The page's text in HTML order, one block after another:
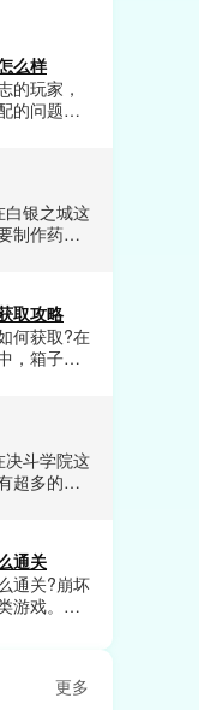
么样
的玩家，
的问题，
心逻
顺畅玩到
就来给大
白银之城这
制作药剂
家轻松
玩家赶紧
取攻略
何获取?在
，箱子里
具体的
介绍了，
看吧。
决斗学院这
超多的武
分享一
帮助玩家
理分配资
通关
通关?崩坏
游戏。在
本算是难
更多